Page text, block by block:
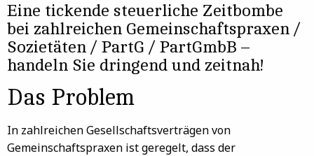
Eine tickende steuerliche Zeitbombe
bei zahlreichen Gemeinschaftspraxen /
Sozietäten / PartG / PartGmbB –
handeln Sie dringend und zeitnah!
Das Problem
In zahlreichen Gesellschaftsverträgen von
Gemeinschaftspraxen ist geregelt, dass der